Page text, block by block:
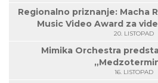
Regionalno priznanje: Macha
Music Video Award za
20. LISTOPAD
Mimika Orchestra
16. LISTOPAD